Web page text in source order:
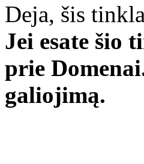
Deja, šis
Jei esate šio
prie
galiojimą.